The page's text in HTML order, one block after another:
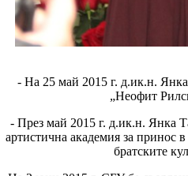
- На 25 май 2015 г. д.ик.н.
„Неофит
- През май 2015 г. д.ик.н. Янка
артистична академия за принос
братските